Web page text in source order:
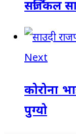
सर्जिकल
Next
कोरोना
पुग्यो